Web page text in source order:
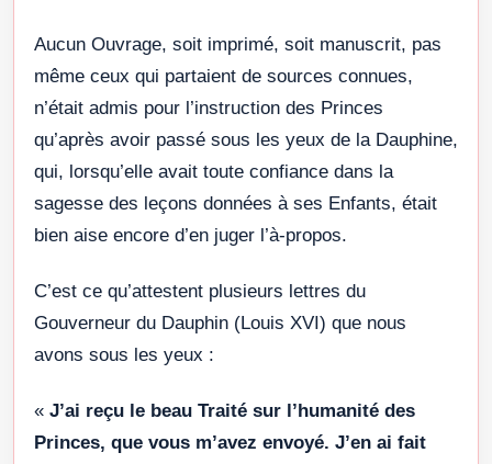
Aucun Ouvrage, soit imprimé, soit manuscrit, pas
même ceux qui partaient de sources connues,
n’était admis pour l’instruction des Princes
qu’après avoir passé sous les yeux de la Dauphine,
qui, lorsqu’elle avait toute confiance dans la
sagesse des leçons données à ses Enfants, était
bien aise encore d’en juger l’à-propos.
C’est ce qu’attestent plusieurs lettres du
Gouverneur du Dauphin (Louis XVI) que nous
avons sous les yeux :
« J’ai reçu le beau Traité sur l’humanité des
Princes, que vous m’avez envoyé. J’en ai fait